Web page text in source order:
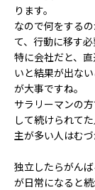
ります。
なので何をする
て、行動に移す必
特に会社だと、
いと結果が出な
が大事ですね。
サラリーマンの
して続けられて
主が多い人はむづ
独立したらがん
が日常になると続